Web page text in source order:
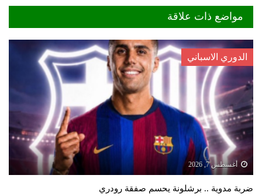
مواضع ذات علاقة
الدوري الاسباني
أغسطس 7, 2026
ضربة مدوية .. برشلونة يحسم صفقة رودري